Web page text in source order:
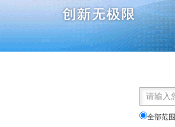
全部范围